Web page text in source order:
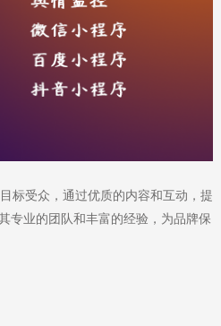
标受众，通过优质的内容和互动，提
专业的团队和丰富的经验，为品牌保